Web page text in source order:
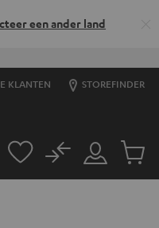
een ander land
KLANTEN STOREFINDER
Mijn
account
No